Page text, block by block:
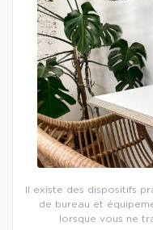
Il existe des dispositifs
de bureau et
lorsque vous ne